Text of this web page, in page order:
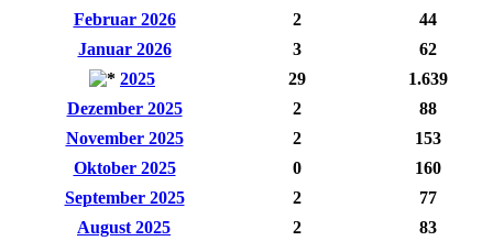
Februar 2026
2
44
Januar 2026
3
62
2025
29
1.639
Dezember 2025
2
88
November 2025
2
153
Oktober 2025
0
160
September 2025
2
77
August 2025
2
83